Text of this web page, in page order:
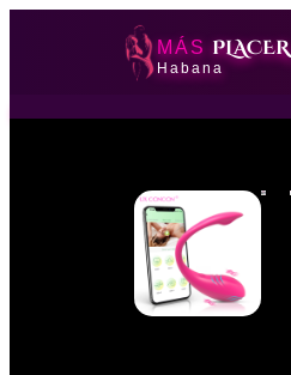
MÁS PLACER
Habana